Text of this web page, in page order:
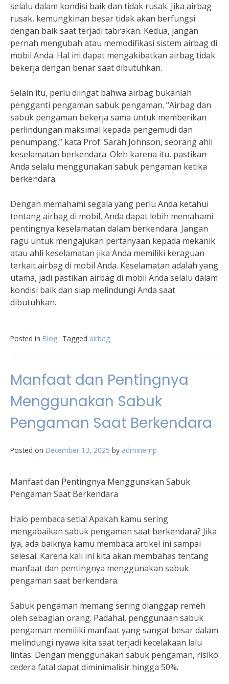
selalu dalam kondisi baik dan tidak rusak. Jika airbag
rusak, kemungkinan besar tidak akan berfungsi
dengan baik saat terjadi tabrakan. Kedua, jangan
pernah mengubah atau memodifikasi sistem airbag di
mobil Anda. Hal ini dapat mengakibatkan airbag tidak
bekerja dengan benar saat dibutuhkan.
Selain itu, perlu diingat bahwa airbag bukanlah
pengganti pengaman sabuk pengaman. “Airbag dan
sabuk pengaman bekerja sama untuk memberikan
perlindungan maksimal kepada pengemudi dan
penumpang,” kata Prof. Sarah Johnson, seorang ahli
keselamatan berkendara. Oleh karena itu, pastikan
Anda selalu menggunakan sabuk pengaman ketika
berkendara.
Dengan memahami segala yang perlu Anda ketahui
tentang airbag di mobil, Anda dapat lebih memahami
pentingnya keselamatan dalam berkendara. Jangan
ragu untuk mengajukan pertanyaan kepada mekanik
atau ahli keselamatan jika Anda memiliki keraguan
terkait airbag di mobil Anda. Keselamatan adalah yang
utama, jadi pastikan airbag di mobil Anda selalu dalam
kondisi baik dan siap melindungi Anda saat
dibutuhkan.
Posted in Blog Tagged airbag
Manfaat dan Pentingnya
Menggunakan Sabuk
Pengaman Saat Berkendara
Posted on December 13, 2025 by adminemp
Manfaat dan Pentingnya Menggunakan Sabuk
Pengaman Saat Berkendara
Halo pembaca setia! Apakah kamu sering
mengabaikan sabuk pengaman saat berkendara? Jika
iya, ada baiknya kamu membaca artikel ini sampai
selesai. Karena kali ini kita akan membahas tentang
manfaat dan pentingnya menggunakan sabuk
pengaman saat berkendara.
Sabuk pengaman memang sering dianggap remeh
oleh sebagian orang. Padahal, penggunaan sabuk
pengaman memiliki manfaat yang sangat besar dalam
melindungi nyawa kita saat terjadi kecelakaan lalu
lintas. Dengan menggunakan sabuk pengaman, risiko
cedera fatal dapat diminimalisir hingga 50%.